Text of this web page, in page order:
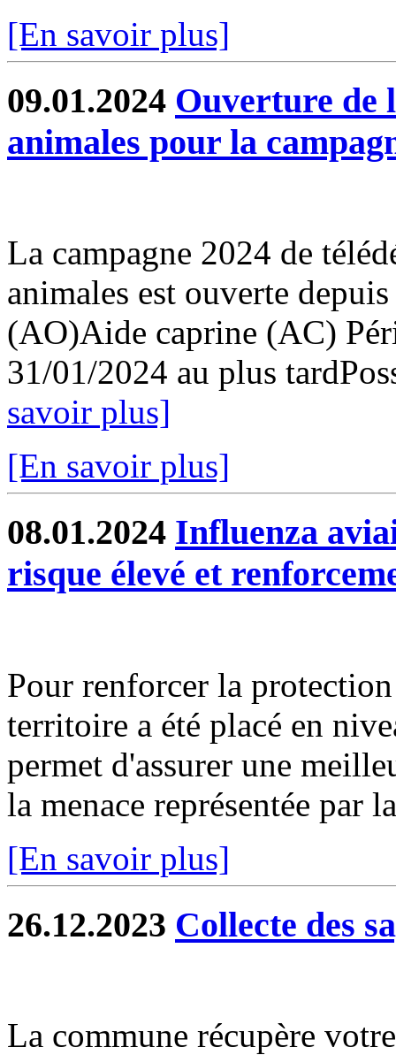
[En savoir plus]
09.01.2024 Ouverture de
animales pour la
La campagne 2024 de
animales est ouverte
(AO)Aide caprine (AC)
31/01/2024 au plus
savoir plus]
[En savoir plus]
08.01.2024 Influenza
risque élevé et
Pour renforcer la
territoire a été placé en
permet d'assurer une
la menace représentée par
[En savoir plus]
26.12.2023 Collecte des
La commune récupère